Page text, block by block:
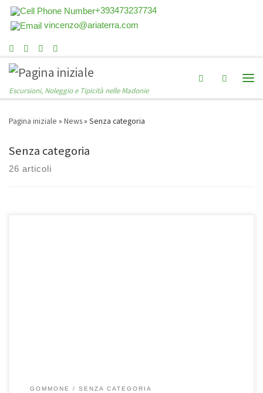
+393473237734
vincenzo@ariaterra.com
Escursioni, Noleggio e Tipicità nelle Madonie
Search
Pagina iniziale » News» Senza categoria
Senza categoria
26 articoli
GOMMONE SENZA CATEGORIA